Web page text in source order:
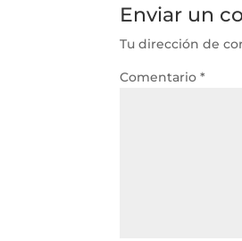
Enviar un
Tu dirección de
Comentario*